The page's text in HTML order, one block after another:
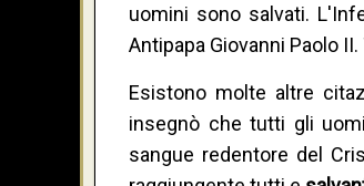
uomini sono salvati.
Antipapa Giovanni Paolo
Esistono molte altre
insegnò che tutti gli
sangue redentore del